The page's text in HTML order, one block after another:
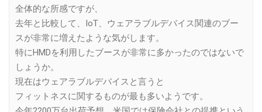
全体的な所感ですが、
去年と比較して、IoT、ウェアラブルデバイス関連のブー
スが非常に増えたような気がします。
特にHMDを利用したブースが非常に多かったのではないで
しょうか。
現在はウェアラブルデバイスと言うと
フィットネスに関するものが最も多いようです。